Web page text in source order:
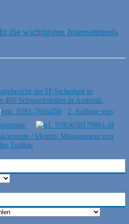
die wichtigsten Internettrends
der IT-Sicherheit in
400 Schwachstellen in Android-
2. Auflage von
/ Identity Management von
Tsolkas